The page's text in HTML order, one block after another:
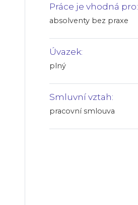
Práce je vhodná pro:
absolventy bez praxe
Úvazek:
plný
Smluvní vztah:
pracovní smlouva